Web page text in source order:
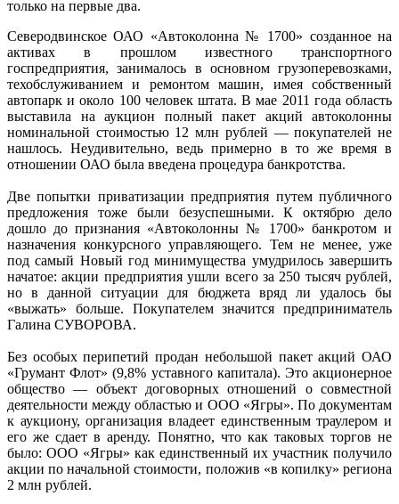
только на первые два.
Северодвинское ОАО «Автоколонна № 1700» созданное на
активах в прошлом известного транспортного
госпредприятия, занималось в основном грузоперевозками,
техобслуживанием и ремонтом машин, имея собственный
автопарк и около 100 человек штата. В мае 2011 года область
выставила на аукцион полный пакет акций автоколонны
номинальной стоимостью 12 млн рублей — покупателей не
нашлось. Неудивительно, ведь примерно в то же время в
отношении ОАО была введена процедура банкротства.
Две попытки приватизации предприятия путем публичного
предложения тоже были безуспешными. К октябрю дело
дошло до признания «Автоколонны № 1700» банкротом и
назначения конкурсного управляющего. Тем не менее, уже
под самый Новый год минимущества умудрилось завершить
начатое: акции предприятия ушли всего за 250 тысяч рублей,
но в данной ситуации для бюджета вряд ли удалось бы
«выжать» больше. Покупателем значится предприниматель
Галина СУВОРОВА.
Без особых перипетий продан небольшой пакет акций ОАО
«Грумант Флот» (9,8% уставного капитала). Это акционерное
общество — объект договорных отношений о совместной
деятельности между областью и ООО «Ягры». По документам
к аукциону, организация владеет единственным траулером и
его же сдает в аренду. Понятно, что как таковых торгов не
было: ООО «Ягры» как единственный их участник получило
акции по начальной стоимости, положив «в копилку» региона
2 млн рублей.